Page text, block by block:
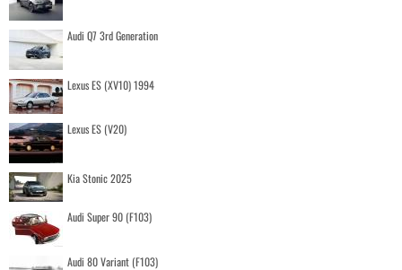
Audi Q7 3rd Generation
Lexus ES (XV10) 1994
Lexus ES (V20)
Kia Stonic 2025
Audi Super 90 (F103)
Audi 80 Variant (F103)